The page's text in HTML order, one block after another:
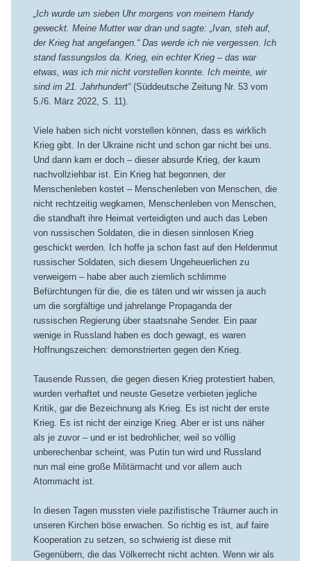
„Ich wurde um sieben Uhr morgens von meinem Handy
geweckt. Meine Mutter war dran und sagte: „Ivan, steh auf,
der Krieg hat angefangen.“ Das werde ich nie vergessen. Ich
stand fassungslos da. Krieg, ein echter Krieg – das war
etwas, was ich mir nicht vorstellen konnte. Ich meinte, wir
sind im 21. Jahrhundert“(Süddeutsche Zeitung Nr. 53 vom
5./6. März 2022, S. 11).
Viele haben sich nicht vorstellen können, dass es wirklich
Krieg gibt. In der Ukraine nicht und schon gar nicht bei uns.
Und dann kam er doch – dieser absurde Krieg, der kaum
nachvollziehbar ist. Ein Krieg hat begonnen, der
Menschenleben kostet – Menschenleben von Menschen, die
nicht rechtzeitig wegkamen, Menschenleben von Menschen,
die standhaft ihre Heimat verteidigten und auch das Leben
von russischen Soldaten, die in diesen sinnlosen Krieg
geschickt werden. Ich hoffe ja schon fast auf den Heldenmut
russischer Soldaten, sich diesem Ungeheuerlichen zu
verweigern – habe aber auch ziemlich schlimme
Befürchtungen für die, die es täten und wir wissen ja auch
um die sorgfältige und jahrelange Propaganda der
russischen Regierung über staatsnahe Sender. Ein paar
wenige in Russland haben es doch gewagt, es waren
Hoffnungszeichen: demonstrierten gegen den Krieg.
Tausende Russen, die gegen diesen Krieg protestiert haben,
wurden verhaftet und neuste Gesetze verbieten jegliche
Kritik, gar die Bezeichnung als Krieg. Es ist nicht der erste
Krieg. Es ist nicht der einzige Krieg. Aber er ist uns näher
als je zuvor – und er ist bedrohlicher, weil so völlig
unberechenbar scheint, was Putin tun wird und Russland
nun mal eine große Militärmacht und vor allem auch
Atommacht ist.
In diesen Tagen mussten viele pazifistische Träumer auch in
unseren Kirchen böse erwachen. So richtig es ist, auf faire
Kooperation zu setzen, so schwierig ist diese mit
Gegenübern, die das Völkerrecht nicht achten. Wenn wir als